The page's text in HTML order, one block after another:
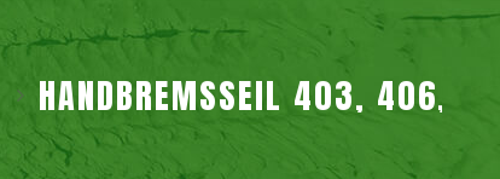
HANDBREMSSEIL 403, 406,